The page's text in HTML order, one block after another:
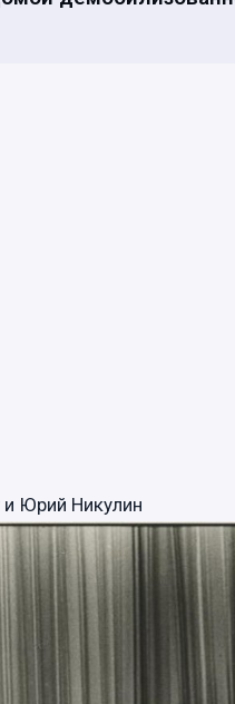
и Юрий Никулин